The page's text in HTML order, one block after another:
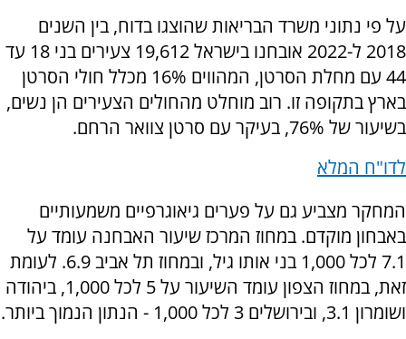
על פי נתוני משרד הבריאות שהוצגו בדוח, בין השנים
2018 ל-2022 אובחנו בישראל 19,612 צעירים בני 18 עד
44 עם מחלת הסרטן, המהווים 16% מכלל חולי הסרטן
בארץ בתקופה זו. רוב מוחלט מהחולים הצעירים הן נשים,
בשיעור של 76%, בעיקר עם סרטן צוואר הרחם.
לדו"ח המלא
המחקר מצביע גם על פערים גיאוגרפיים משמעותיים
באבחון מוקדם. במחוז המרכז שיעור האבחנה עומד על
7.1 לכל 1,000 בני אותו גיל, ובמחוז תל אביב 6.9. לעומת
זאת, במחוז הצפון עומד השיעור על 5 לכל 1,000, ביהודה
ושומרון 3.1, ובירושלים 3 לכל 1,000 - הנתון הנמוך ביותר.